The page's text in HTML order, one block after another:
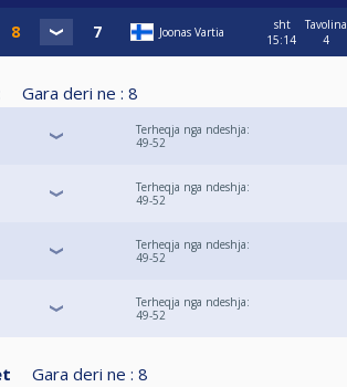
Joonas Vartia
sht
15:14
Tavolina
4
Gara deri ne : 8
Terheqja nga ndeshja:
49-52
Terheqja nga ndeshja:
49-52
Terheqja nga ndeshja:
49-52
Terheqja nga ndeshja:
49-52
Gara deri ne : 8